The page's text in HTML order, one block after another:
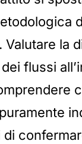
la
flussi